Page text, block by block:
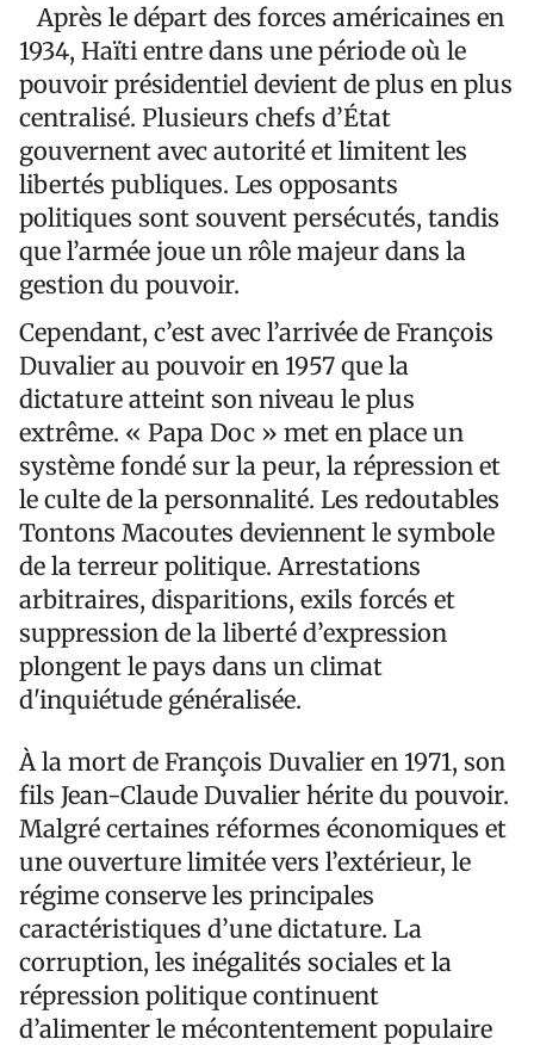
Après le départ des forces américaines en
1934, Haïti entre dans une période où le
pouvoir présidentiel devient de plus en plus
centralisé. Plusieurs chefs d’État
gouvernent avec autorité et limitent les
libertés publiques. Les opposants
politiques sont souvent persécutés, tandis
que l’armée joue un rôle majeur dans la
gestion du pouvoir.
Cependant, c’est avec l’arrivée de François
Duvalier au pouvoir en 1957 que la
dictature atteint son niveau le plus
extrême. « Papa Doc » met en place un
système fondé sur la peur, la répression et
le culte de la personnalité. Les redoutables
Tontons Macoutes deviennent le symbole
de la terreur politique. Arrestations
arbitraires, disparitions, exils forcés et
suppression de la liberté d’expression
plongent le pays dans un climat
d'inquiétude généralisée.
À la mort de François Duvalier en 1971, son
fils Jean-Claude Duvalier hérite du pouvoir.
Malgré certaines réformes économiques et
une ouverture limitée vers l’extérieur, le
régime conserve les principales
caractéristiques d’une dictature. La
corruption, les inégalités sociales et la
répression politique continuent
d’alimenter le mécontentement populaire